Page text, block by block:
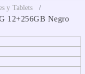
y Tablets
12+256GB Negro